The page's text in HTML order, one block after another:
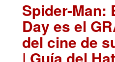
Spider-Man:
Day es el
del cine de
| Guía del